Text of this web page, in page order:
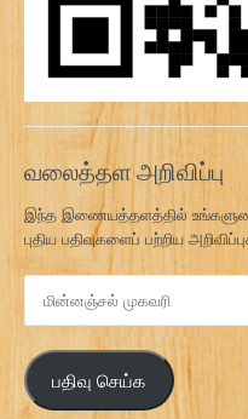
வலைத்தள அறிவிப்பு
இந்த இணையத்தளத்தில்
புதிய பதிவுகளைப் பற்றிய
ன
ஞ்
ச
ல்
பதிவு செய்க